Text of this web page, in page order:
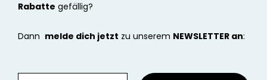
Rabatte gefällig?
Dann melde dich jetzt zu unserem NEWSLETTER an: